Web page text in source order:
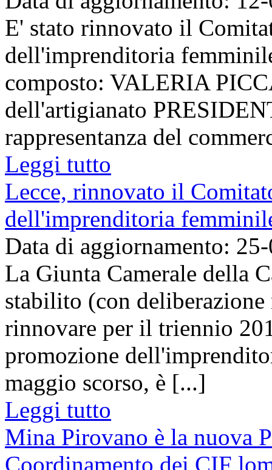
E' stato rinnovato il
dell'imprenditoria
composto: VALERIA
dell'artigianato
rappresentanza del
Leggi tutto
Lecce, rinnovato il
dell'imprenditoria
Data di aggiornamento:
La Giunta Camerale della
stabilito (con
rinnovare per il triennio
promozione
maggio scorso, è [...]
Leggi tutto
Mina Pirovano è la nuova
Coordinamento dei CIF